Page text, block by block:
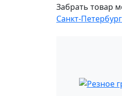
Забрать товар
Санкт-